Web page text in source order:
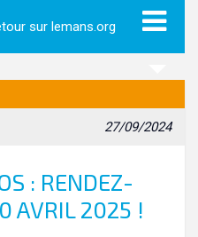
sur lemans.org
27/09/2024
: RENDEZ-
AVRIL 2025 !